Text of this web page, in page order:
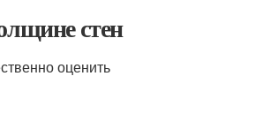
стен
оценить